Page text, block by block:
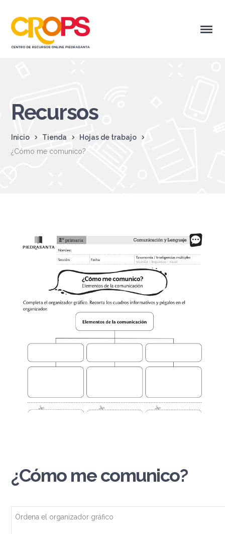
Recursos
Inicio Tienda
Hojas de trabajo
¿Cómo me comunico?
¿Cómo me comunico?
Ordena el organizador gráfico